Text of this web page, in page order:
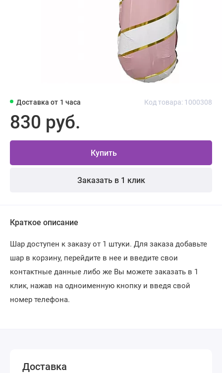
Доставка от 1 часа Код товара: 1000308
830 руб.
Купить
Заказать в 1 клик
Краткое описание
Шар доступен к заказу от 1 штуки. Для заказа добавьте
шар в корзину, перейдите в нее и введите свои
контактные данные либо же Вы можете заказать в 1
клик, нажав на одноименную кнопку и введя свой
номер телефона.
Доставка